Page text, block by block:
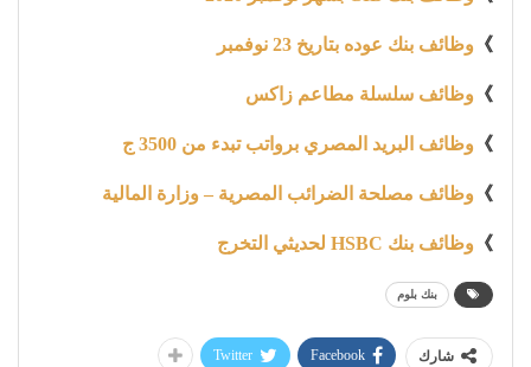
》 وظائف بنك عوده بتاريخ 23 نوفمبر
》 وظائف سلسلة مطاعم زاكس
》 وظائف البريد المصري برواتب تبدء من 3500 ج
》 وظائف مصلحة الضرائب المصرية – وزارة المالية
》 وظائف بنك HSBC لحديثي التخرج
بنك بلوم
شارك Facebook
Twitter